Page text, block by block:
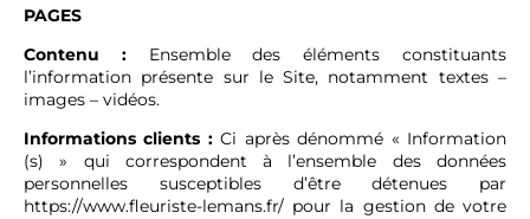
PAGES
Contenu :Ensemble des éléments constituants
l’information présente sur le Site, notamment textes –
images – vidéos.
Informations clients :Ci après dénommé « Information
(s) » qui correspondent à l’ensemble des données
personnelles susceptibles d’être détenues par
https://www.fleuriste-lemans.fr/ pour la gestion de votre